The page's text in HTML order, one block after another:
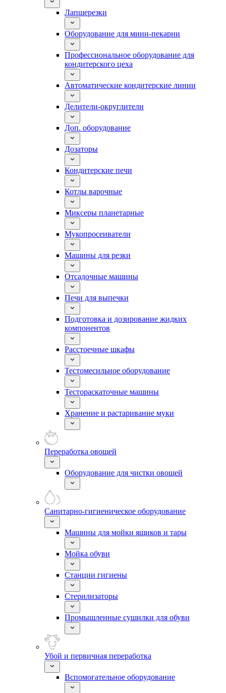
Лапшерезки
Оборудование для мини-пекарни
Профессиональное оборудование для
кондитерского цеха
Автоматические кондитерские линии
Делители-округлители
Доп. оборудование
Дозаторы
Кондитерские печи
Котлы варочные
Миксеры планетарные
Мукопросеиватели
Машины для резки
Отсадочные машины
Печи для выпечки
Подготовка и дозирование жидких
компонентов
Расстоечные шкафы
Тестомесильное оборудование
Тестораскаточные машины
Хранение и растаривание муки
Переработка овощей
Оборудование для чистки овощей
Санитарно-гигиеническое оборудование
Машины для мойки ящиков и тары
Мойка обуви
Станции гигиены
Стерилизаторы
Промышленные сушилки для обуви
Убой и первичная переработка
Вспомогательное оборудование